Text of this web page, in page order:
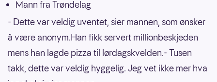
Mann fra Trøndelag
- Dette var veldig uventet, sier mannen, som ønsker
å være anonym.Han fikk servert millionbeskjeden
mens han lagde pizza til lørdagskvelden.- Tusen
takk, dette var veldig hyggelig. Jeg vet ikke mer hva